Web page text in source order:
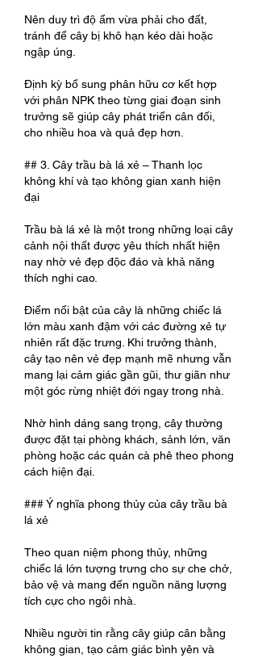
Nên duy trì độ ẩm vừa phải cho đất,
tránh để cây bị khô hạn kéo dài hoặc
ngập úng.
Định kỳ bổ sung phân hữu cơ kết hợp
với phân NPK theo từng giai đoạn sinh
trưởng sẽ giúp cây phát triển cân đối,
cho nhiều hoa và quả đẹp hơn.
## 3. Cây trầu bà lá xẻ – Thanh lọc
không khí và tạo không gian xanh hiện
đại
Trầu bà lá xẻ là một trong những loại cây
cảnh nội thất được yêu thích nhất hiện
nay nhờ vẻ đẹp độc đáo và khả năng
thích nghi cao.
Điểm nổi bật của cây là những chiếc lá
lớn màu xanh đậm với các đường xẻ tự
nhiên rất đặc trưng. Khi trưởng thành,
cây tạo nên vẻ đẹp mạnh mẽ nhưng vẫn
mang lại cảm giác gần gũi, thư giãn như
một góc rừng nhiệt đới ngay trong nhà.
Nhờ hình dáng sang trọng, cây thường
được đặt tại phòng khách, sảnh lớn, văn
phòng hoặc các quán cà phê theo phong
cách hiện đại.
### Ý nghĩa phong thủy của cây trầu bà
lá xẻ
Theo quan niệm phong thủy, những
chiếc lá lớn tượng trưng cho sự che chở,
bảo vệ và mang đến nguồn năng lượng
tích cực cho ngôi nhà.
Nhiều người tin rằng cây giúp cân bằng
không gian, tạo cảm giác bình yên và